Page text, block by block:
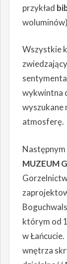
przykład
Wszystkie
wykwintna
wyszukane
atmosferę.
Następnym
MUZEUM
którym od
w
wnętrza